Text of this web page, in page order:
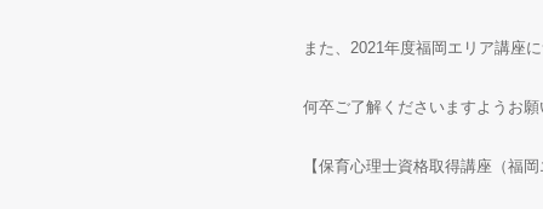
また、2021年度福岡エリア講座
何卒ご了解くださいますようお
【保育心理士資格取得講座（福